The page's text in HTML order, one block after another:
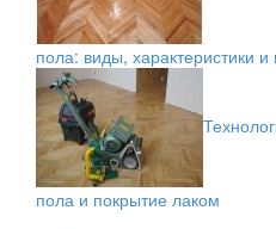
пола: виды, характеристики
пола и покрытие лаком